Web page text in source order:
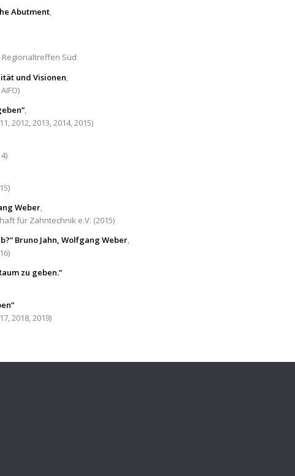
Abutment,
Süd
und Visionen
2012, 2013, 2014, 2015)
Weber,
für Zahntechnik e.V. (2015)
Bruno Jahn, Wolfgang Weber,
zu geben.“
2018, 2019)